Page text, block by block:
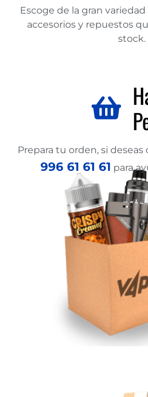
Escoge de la gran
accesorios y repuestos
stock.
Prepara tu orden, si deseas
996 61 61 61 para